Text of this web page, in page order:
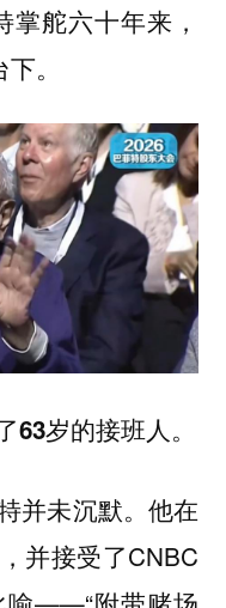
掌舵六十年来，
。
岁的接班人。
并未沉默。他在
并接受了CNBC